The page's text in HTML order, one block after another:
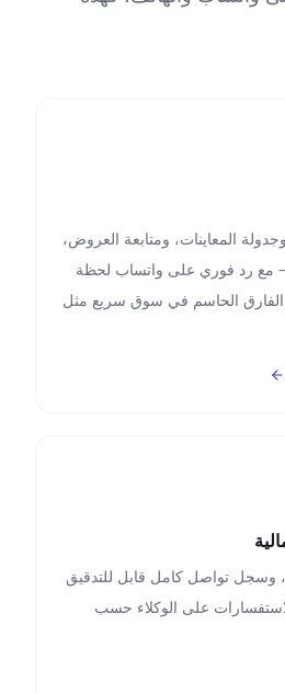
المعاينات، ومتابعة العروض،
— مع رد فوري على واتساب لحظة
الفارق الحاسم في سوق سريع مثل
وسجل تواصل كامل قابل للتدقيق
على الوكلاء حسب